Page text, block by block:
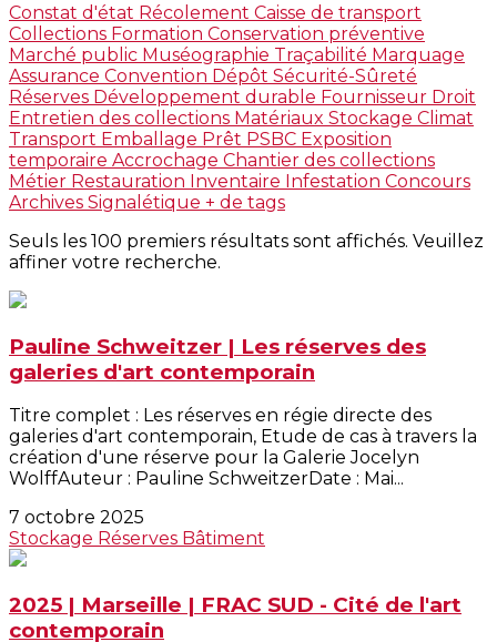
Constat d'état Récolement Caisse de transport
Collections Formation Conservation préventive
Marché public Muséographie Traçabilité Marquage
Assurance Convention Dépôt Sécurité-Sûreté
Réserves Développement durable Fournisseur Droit
Entretien des collections Matériaux Stockage Climat
Transport Emballage Prêt PSBC Exposition
temporaire Accrochage Chantier des collections
Métier Restauration Inventaire Infestation Concours
Archives Signalétique + de tags
Seuls les 100 premiers résultats sont affichés. Veuillez
affiner votre recherche.
Pauline Schweitzer | Les réserves des
galeries d'art contemporain
Titre complet : Les réserves en régie directe des
galeries d'art contemporain, Etude de cas à travers la
création d'une réserve pour la Galerie Jocelyn
WolffAuteur : Pauline SchweitzerDate : Mai...
7 octobre 2025
Stockage Réserves Bâtiment
2025 | Marseille | FRAC SUD - Cité de l'art
contemporain